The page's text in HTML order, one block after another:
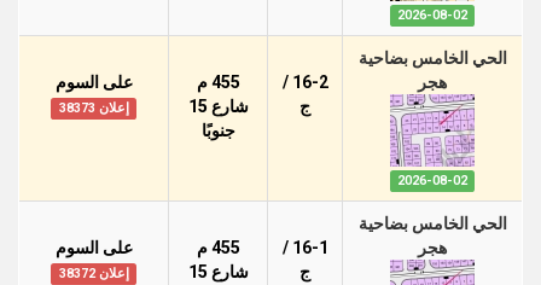
2026-08-02
الحي الخامس بضاحية
هجر
2026-08-02
16-2 /
ج
455 م
شارع 15
جنوبًا
على السوم
إعلان 38373
الحي الخامس بضاحية
هجر
16-1 /
ج
455 م
شارع 15
على السوم
إعلان 38372